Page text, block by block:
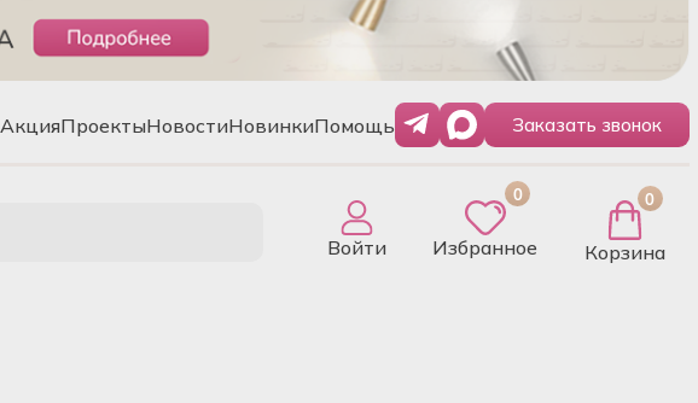
АкцияПроектыНовостиНовинкиПомощь Заказать звонок
Войти
0
Избранное
0
Корзина